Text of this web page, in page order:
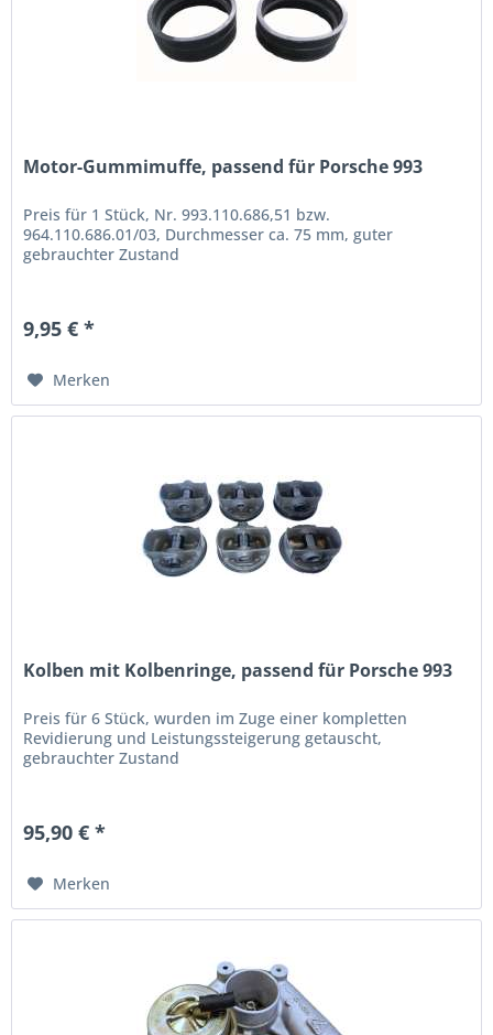
Motor-Gummimuffe, passend für Porsche 993
Preis für 1 Stück, Nr. 993.110.686,51 bzw.
964.110.686.01/03, Durchmesser ca. 75 mm, guter
gebrauchter Zustand
9,95 € *
Merken
Kolben mit Kolbenringe, passend für Porsche 993
Preis für 6 Stück, wurden im Zuge einer kompletten
Revidierung und Leistungssteigerung getauscht,
gebrauchter Zustand
95,90 € *
Merken